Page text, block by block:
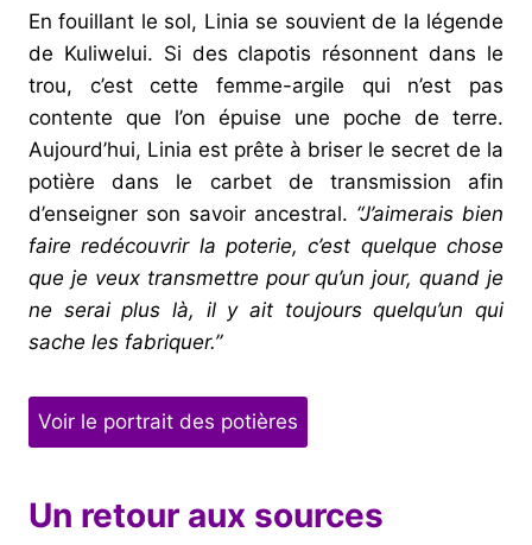
En fouillant le sol, Linia se souvient de la légende
de Kuliwelui. Si des clapotis résonnent dans le
trou, c’est cette femme-argile qui n’est pas
contente que l’on épuise une poche de terre.
Aujourd’hui, Linia est prête à briser le secret de la
potière dans le carbet de transmission afin
d’enseigner son savoir ancestral. “J’aimerais bien
faire redécouvrir la poterie, c’est quelque chose
que je veux transmettre pour qu’un jour, quand je
ne serai plus là, il y ait toujours quelqu’un qui
sache les fabriquer.”
Voir le portrait des potières
Un retour aux sources